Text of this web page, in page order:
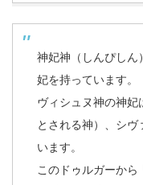
神妃神（しんぴしん
妃を持っています。
ヴィシュヌ神の神妃
とされる神）、シ
います。
このドゥルガーから